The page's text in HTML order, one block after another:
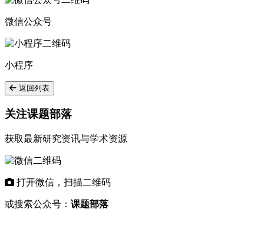
微信公众号
小程序
返回列表
关注课题部落
获取最新研究资讯与学术资源
打开微信，扫描二维码
或搜索公众号： 课题部落